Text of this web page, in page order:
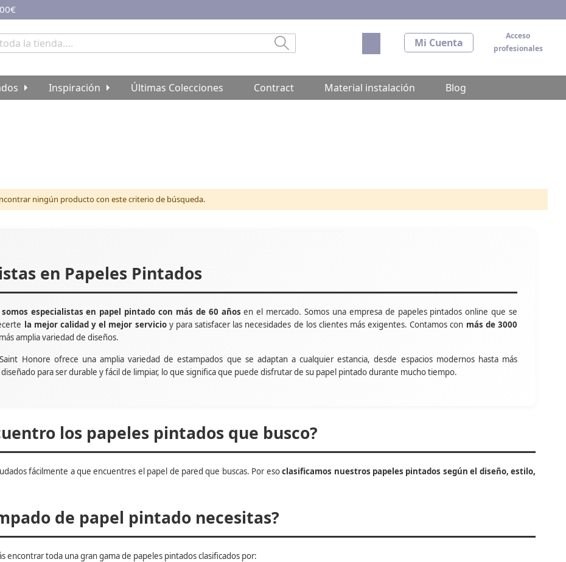
Acceso
profesionales
Mi Cuenta
Mi carrito
Inspiración Últimas Colecciones Contract Material instalación Blog
ningún producto con este criterio de búsqueda.
en Papeles Pintados
especialistas en papel pintado con más de 60 años en el mercado. Somos una empresa de papeles pintados online que se
la mejor calidad y el mejor servicioy para satisfacer las necesidades de los clientes más exigentes. Contamos con más de 3000
amplia variedad de diseños.
Honore ofrece una amplia variedad de estampados que se adaptan a cualquier estancia, desde espacios modernos hasta más
para ser durable y fácil de limpiar, lo que significa que puede disfrutar de su papel pintado durante mucho tiempo.
los papeles pintados que busco?
fácilmente a que encuentres el papel de pared que buscas. Por esoclasificamos nuestros papeles pintados según el diseño, estilo,
de papel pintado necesitas?
encontrar toda una gran gama de papeles pintados clasificados por: